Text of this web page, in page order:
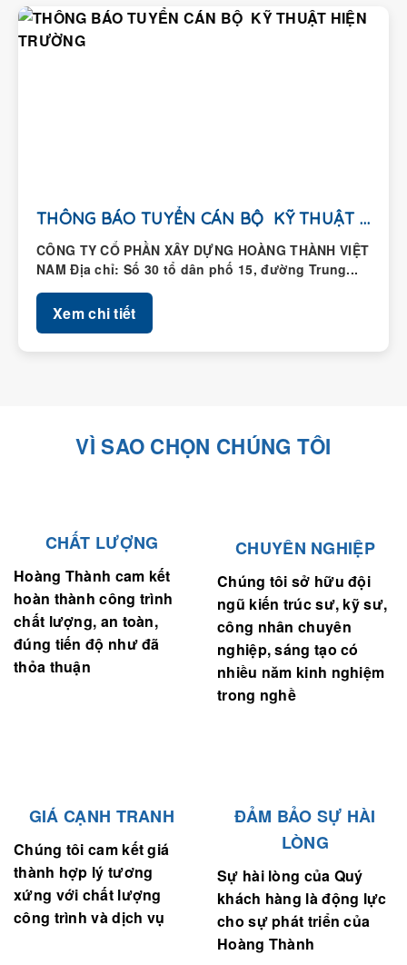
THÔNG BÁO TUYỂN CÁN BỘ KỸ THUẬT HIỆN...
CÔNG TY CỔ PHẦN XÂY DỰNG HOÀNG THÀNH VIỆT
NAM Địa chỉ: Số 30 tổ dân phố 15, đường Trung...
Xem chi tiết
VÌ SAO CHỌN CHÚNG TÔI
CHẤT LƯỢNG
Hoàng Thành cam kết
hoàn thành công trình
chất lượng, an toàn,
đúng tiến độ như đã
thỏa thuận
CHUYÊN NGHIỆP
Chúng tôi sở hữu đội
ngũ kiến trúc sư, kỹ sư,
công nhân chuyên
nghiệp, sáng tạo có
nhiều năm kinh nghiệm
trong nghề
GIÁ CẠNH TRANH
Chúng tôi cam kết giá
thành hợp lý tương
xứng với chất lượng
công trình và dịch vụ
ĐẢM BẢO SỰ HÀI
LÒNG
Sự hài lòng của Quý
khách hàng là động lực
cho sự phát triển của
Hoàng Thành